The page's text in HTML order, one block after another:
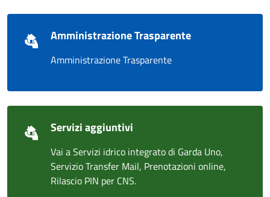
Amministrazione Trasparente
Amministrazione Trasparente
Servizi aggiuntivi
Vai a Servizi idrico integrato di Garda Uno,
Servizio Transfer Mail, Prenotazioni online,
Rilascio PIN per CNS.